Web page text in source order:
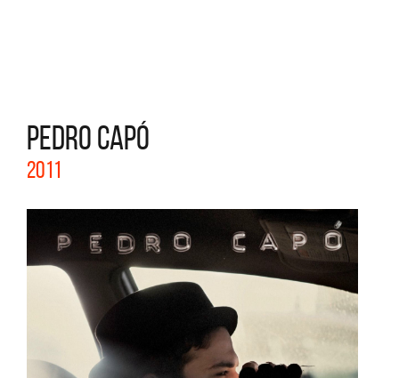
PEDRO CAPÓ
2011